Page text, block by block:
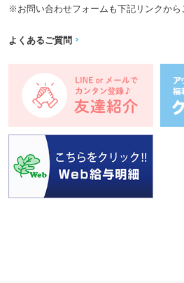
※お問い合わせフォームも下記リンクから
よくあるご質問